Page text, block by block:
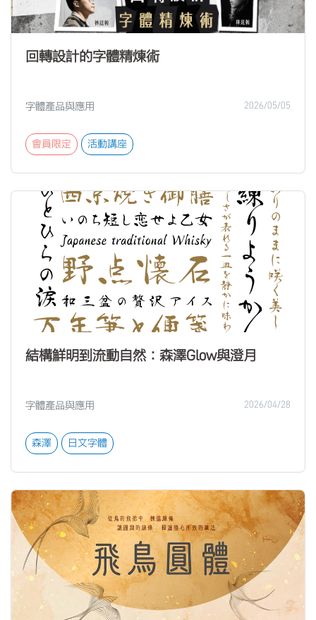
回轉設計的字體精煉術
字體產品與應用 2026/05/05
會員限定 活動講座
結構鮮明到流動自然：森澤Glow與澄月
字體產品與應用 2026/04/28
森澤 日文字體